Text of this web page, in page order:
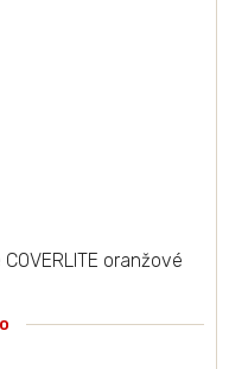
oranžové